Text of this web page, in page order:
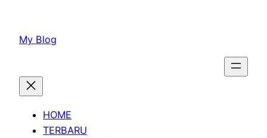
konten
My Blog
HOME
TERBARU